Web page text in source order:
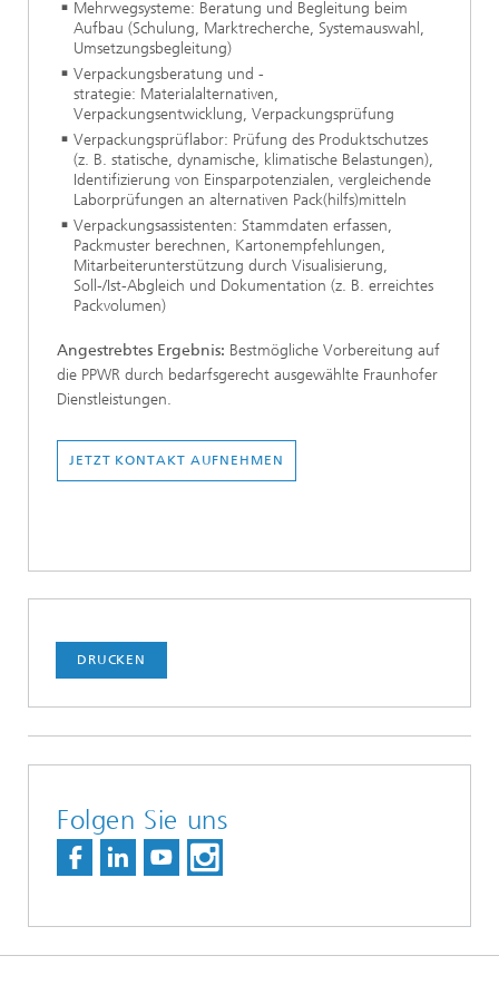
Mehrwegsysteme: Beratung und Begleitung beim
Aufbau (Schulung, Marktrecherche, Systemauswahl,
Umsetzungsbegleitung)
Verpackungsberatung und -
strategie: Materialalternativen,
Verpackungsentwicklung, Verpackungsprüfung
Verpackungsprüflabor: Prüfung des Produktschutzes
(z. B. statische, dynamische, klimatische Belastungen),
Identifizierung von Einsparpotenzialen, vergleichende
Laborprüfungen an alternativen Pack(hilfs)mitteln
Verpackungsassistenten: Stammdaten erfassen,
Packmuster berechnen, Kartonempfehlungen,
Mitarbeiterunterstützung durch Visualisierung,
Soll-/Ist-Abgleich und Dokumentation (z. B. erreichtes
Packvolumen)
Angestrebtes Ergebnis: Bestmögliche Vorbereitung auf
die PPWR durch bedarfsgerecht ausgewählte Fraunhofer
Dienstleistungen.
JETZT KONTAKT AUFNEHMEN
DRUCKEN
Folgen Sie uns